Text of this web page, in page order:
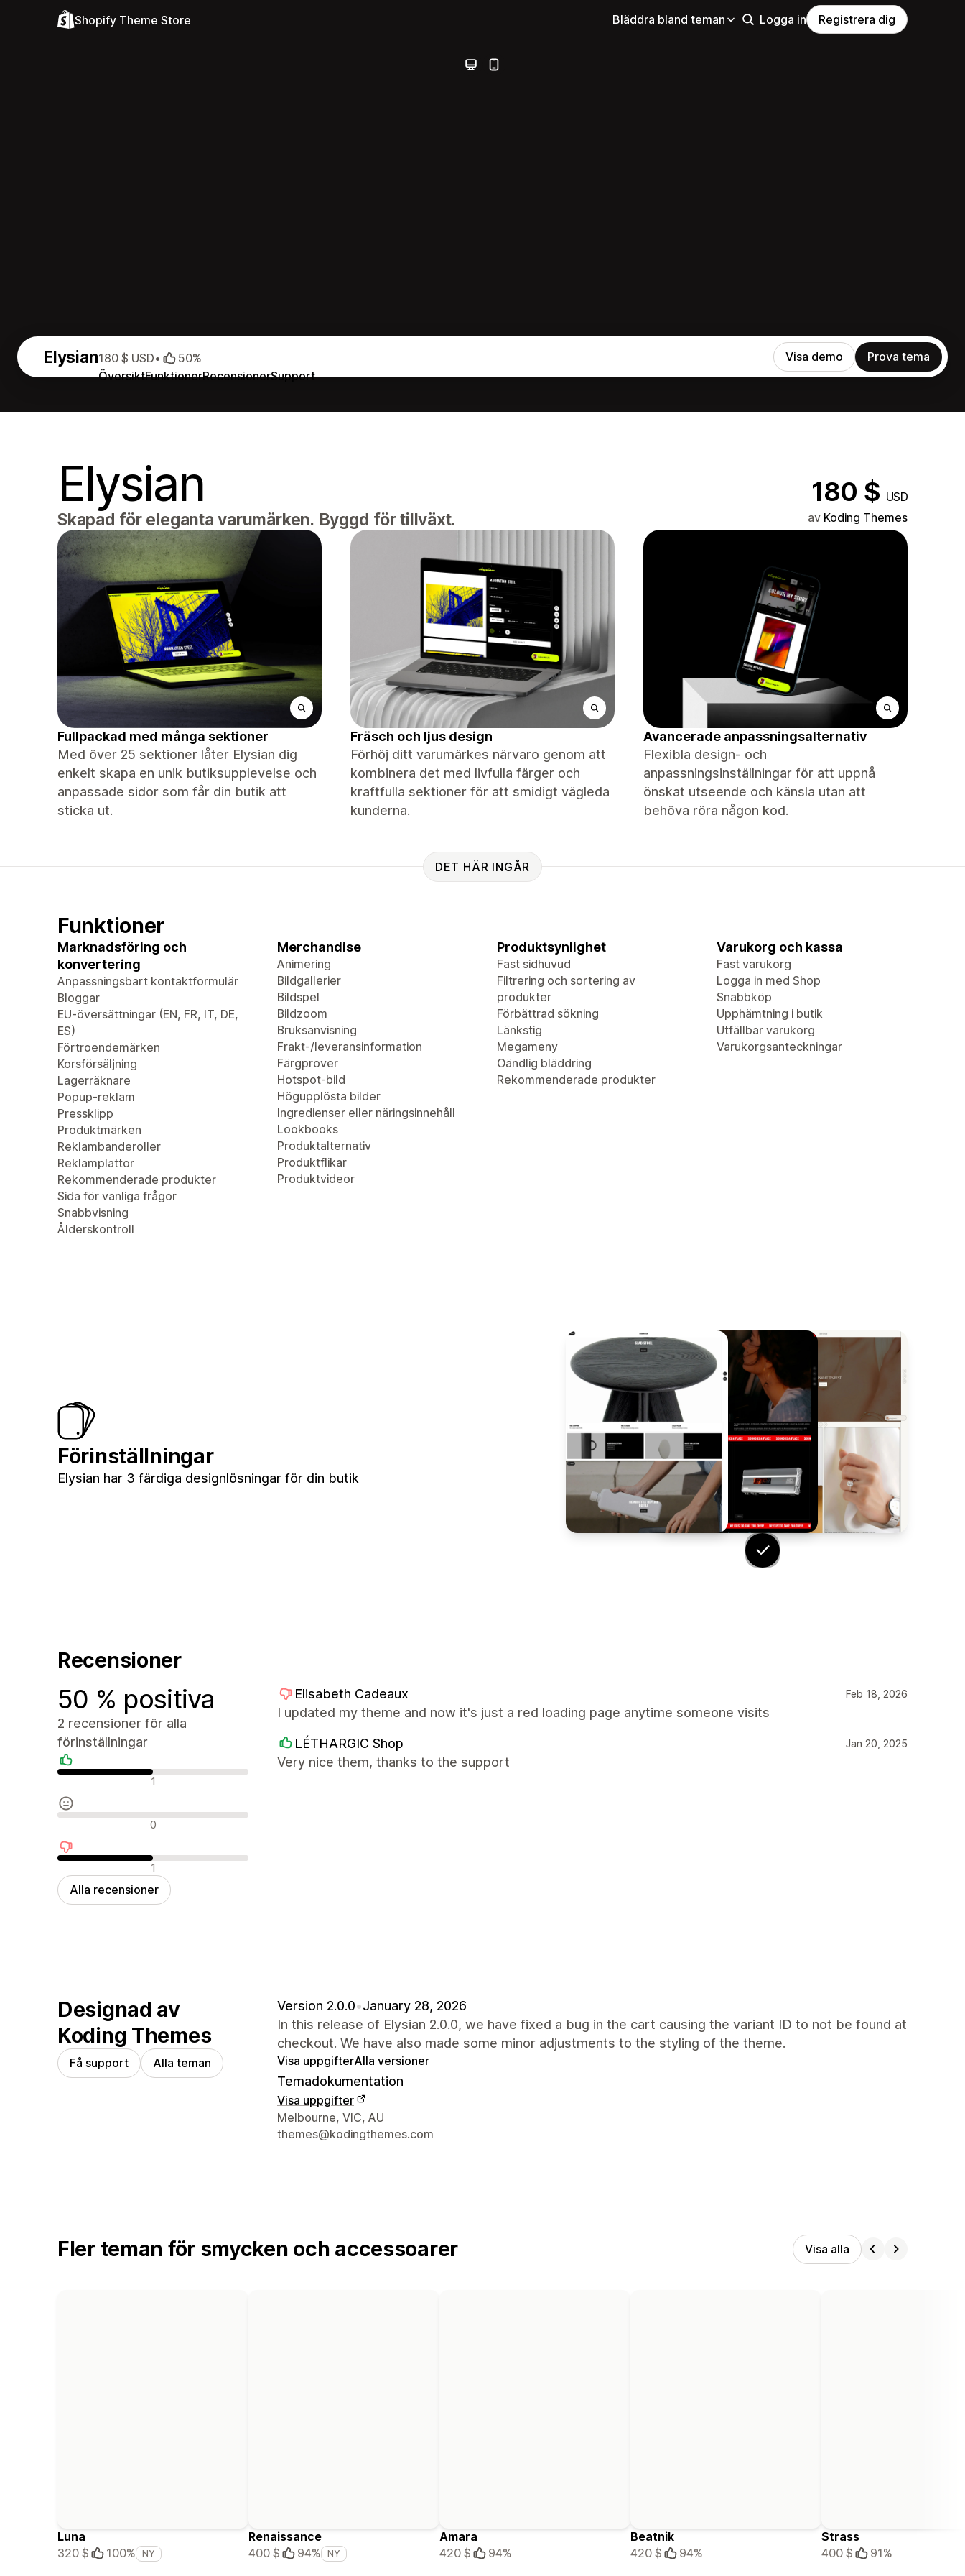
Shopify Theme Store Bläddra bland teman Logga in Registrera dig
Elysian
ÖversiktFunktionerRecensionerSupport
180 $ USD• 50% Visa demo Prova tema
Elysian 180 $ USD
Skapad för eleganta varumärken. Byggd för tillväxt. av Koding Themes
Fullpackad med många sektioner
Med över 25 sektioner låter Elysian dig
enkelt skapa en unik butiksupplevelse och
anpassade sidor som får din butik att
sticka ut.
Fräsch och ljus design
Förhöj ditt varumärkes närvaro genom att
kombinera det med livfulla färger och
kraftfulla sektioner för att smidigt vägleda
kunderna.
Avancerade anpassningsalternativ
Flexibla design- och
anpassningsinställningar för att uppnå
önskat utseende och känsla utan att
behöva röra någon kod.
DET HÄR INGÅR
Funktioner
Marknadsföring och
konvertering
Anpassningsbart kontaktformulär
Bloggar
EU-översättningar (EN, FR, IT, DE,
ES)
Förtroendemärken
Korsförsäljning
Lagerräknare
Popup-reklam
Pressklipp
Produktmärken
Reklambanderoller
Reklamplattor
Rekommenderade produkter
Sida för vanliga frågor
Snabbvisning
Ålderskontroll
Merchandise
Animering
Bildgallerier
Bildspel
Bildzoom
Bruksanvisning
Frakt-/leveransinformation
Färgprover
Hotspot-bild
Högupplösta bilder
Ingredienser eller näringsinnehåll
Lookbooks
Produktalternativ
Produktflikar
Produktvideor
Produktsynlighet
Fast sidhuvud
Filtrering och sortering av
produkter
Förbättrad sökning
Länkstig
Megameny
Oändlig bläddring
Rekommenderade produkter
Varukorg och kassa
Fast varukorg
Logga in med Shop
Snabbköp
Upphämtning i butik
Utfällbar varukorg
Varukorgsanteckningar
Förinställningar
Elysian har 3 färdiga designlösningar för din butik
Recensioner
50 % positiva
2 recensioner för alla
förinställningar
Positiva recensioner
1
Neutrala recensioner
0
Negativa recensioner
1
Alla recensioner
Elisabeth Cadeaux Feb 18, 2026
I updated my theme and now it's just a red loading page anytime someone visits
LÉTHARGIC Shop Jan 20, 2025
Very nice them, thanks to the support
Designad av
Koding Themes
Få support Alla teman
Version 2.0.0•January 28, 2026
In this release of Elysian 2.0.0, we have fixed a bug in the cart causing the variant ID to not be found at
checkout. We have also made some minor adjustments to the styling of the theme.
Visa uppgifterAlla versioner
Temadokumentation
Visa uppgifter
Designerns kontaktuppgifter
Melbourne, VIC, AU
themes@kodingthemes.com
Fler teman för smycken och accessoarer Visa alla
Luna
320 $
100% NY
Renaissance
400 $
94% NY
Amara
420 $
94%
Beatnik
420 $
94%
Strass
400 $
91%